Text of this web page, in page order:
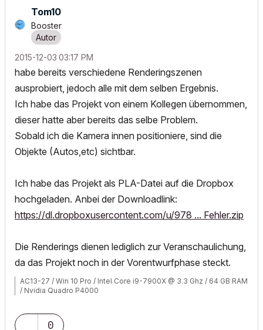
Tom10
Booster
‎2015-12-03 03:17 PM
habe bereits verschiedene Renderingszenen
ausprobiert, jedoch alle mit dem selben Ergebnis.
Ich habe das Projekt von einem Kollegen übernommen,
dieser hatte aber bereits das selbe Problem.
Sobald ich die Kamera innen positioniere, sind die
Objekte (Autos,etc) sichtbar.
Ich habe das Projekt als PLA-Datei auf die Dropbox
hochgeladen. Anbei der Downloadlink:
https://dl.dropboxusercontent.com/u/978 ... Fehler.zip
Die Renderings dienen lediglich zur Veranschaulichung,
da das Projekt noch in der Vorentwurfphase steckt.
AC13-27 / Win 10 Pro / Intel Core i9-7900X @ 3.3 Ghz / 64 GB RAM
/ Nvidia Quadro P4000
0